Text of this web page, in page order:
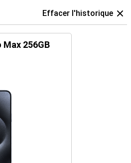
Effacer l'historique
Max 256GB